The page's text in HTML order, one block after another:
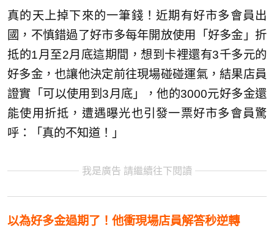
真的天上掉下來的一筆錢！近期有好市多會員出
國，不慎錯過了好市多每年開放使用「好多金」折
抵的1月至2月底這期間，想到卡裡還有3千多元的
好多金，也讓他決定前往現場碰碰運氣，結果店員
證實「可以使用到3月底」，他的3000元好多金還
能使用折抵，遭遇曝光也引發一票好市多會員驚
呼：「真的不知道！」
我是廣告 請繼續往下閱讀
以為好多金過期了！他衝現場店員解答秒逆轉